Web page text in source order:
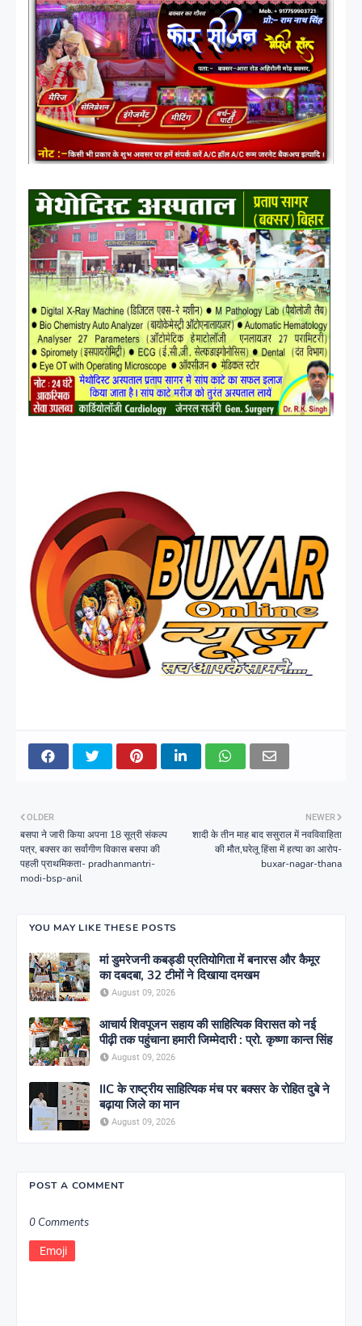
NEWER
शादी के तीन माह बाद ससुराल में नवविवाहिता
की मौत,घरेलू हिंसा में हत्या का आरोप-
buxar-nagar-thana
OLDER
बसपा ने जारी किया अपना 18 सूत्री संकल्प
पत्र, बक्सर का सर्वांगीण विकास बसपा की
पहली प्राथमिकता- pradhanmantri-
modi-bsp-anil
YOU MAY LIKE THESE POSTS
मां डुमरेजनी कबड्डी प्रतियोगिता में बनारस और कैमूर
का दबदबा, 32 टीमों ने दिखाया दमखम
August 09, 2026
आचार्य शिवपूजन सहाय की साहित्यिक विरासत को नई
पीढ़ी तक पहुंचाना हमारी जिम्मेदारी : प्रो. कृष्णा कान्त सिंह
August 09, 2026
IIC के राष्ट्रीय साहित्यिक मंच पर बक्सर के रोहित दुबे ने
बढ़ाया जिले का मान
August 09, 2026
POST A COMMENT
0 Comments
Emoji